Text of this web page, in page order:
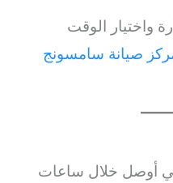
واختيار الوقت
صيانة سامسونج
أوصل خلال ساعات